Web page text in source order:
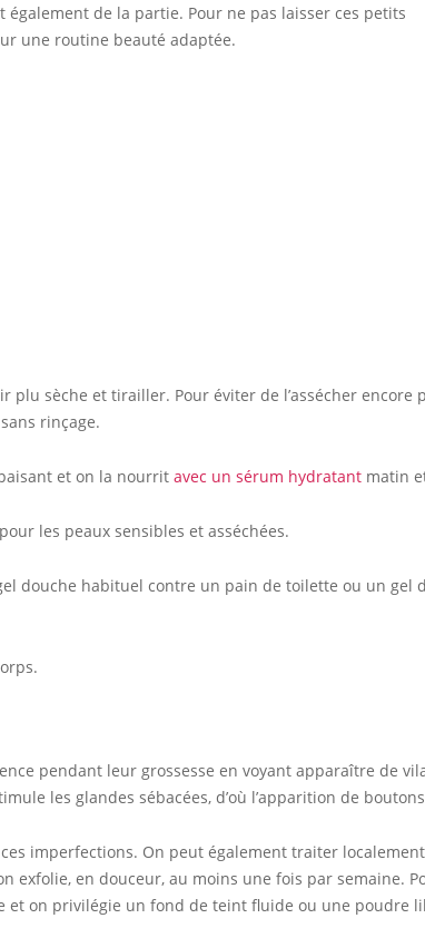
également de la partie. Pour ne pas laisser ces petits
une routine beauté adaptée.
sèche et tirailler. Pour éviter de l’assécher encore
rinçage.
et on la nourrit avec un sérum hydratant matin
les peaux sensibles et asséchées.
douche habituel contre un pain de toilette ou un gel
pendant leur grossesse en voyant apparaître de
les glandes sébacées, d’où l’apparition de
imperfections. On peut également traiter
exfolie, en douceur, au moins une fois par semaine.
et on privilégie un fond de teint fluide ou une poudre